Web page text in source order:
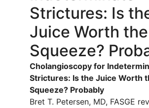
Strictures: Is
Juice Worth the
Squeeze?
Cholangioscopy for
Strictures: Is the Juice Worth
Squeeze? Probably
Bret T. Petersen, MD, FASGE